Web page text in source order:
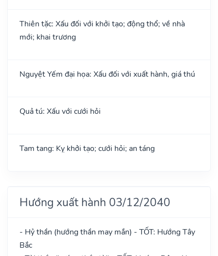
Thiên tặc: Xấu đối với khởi tạo; động thổ; về nhà
mới; khai trương
Nguyệt Yếm đại họa: Xấu đối với xuất hành, giá thú
Quả tú: Xấu với cưới hỏi
Tam tang: Kỵ khởi tạo; cưới hỏi; an táng
Hướng xuất hành 03/12/2040
- Hỷ thần (hướng thần may mắn) - TỐT: Hướng Tây
Bắc